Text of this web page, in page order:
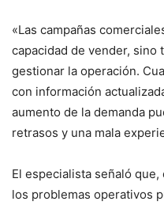
«Las campañas
capacidad de vender, sino
gestionar la operación.
con información
aumento de la demanda
retrasos y una mala
El especialista señaló
los problemas operativos